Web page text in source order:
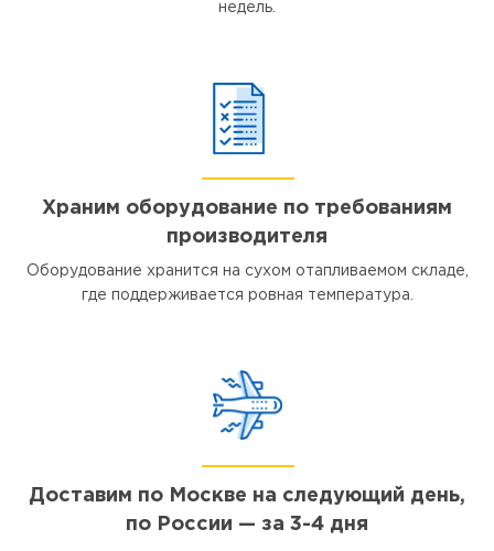
недель.
Храним оборудование по требованиям
производителя
Оборудование хранится на сухом отапливаемом складе,
где поддерживается ровная температура.
Доставим по Москве на следующий день,
по России — за 3-4 дня